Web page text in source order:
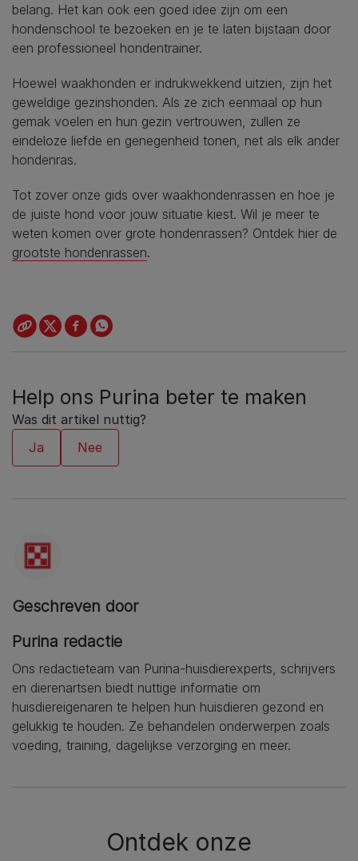
belang. Het kan ook een goed idee zijn om een
hondenschool te bezoeken en je te laten bijstaan door
een professioneel hondentrainer.
Hoewel waakhonden er indrukwekkend uitzien, zijn het
geweldige gezinshonden. Als ze zich eenmaal op hun
gemak voelen en hun gezin vertrouwen, zullen ze
eindeloze liefde en genegenheid tonen, net als elk ander
hondenras.
Tot zover onze gids over waakhondenrassen en hoe je
de juiste hond voor jouw situatie kiest. Wil je meer te
weten komen over grote hondenrassen? Ontdek hier de
grootste hondenrassen.
Help ons Purina beter te maken
Was dit artikel nuttig?
Geschreven door
Purina redactie
Ons redactieteam van Purina-huisdierexperts, schrijvers
en dierenartsen biedt nuttige informatie om
huisdiereigenaren te helpen hun huisdieren gezond en
gelukkig te houden. Ze behandelen onderwerpen zoals
voeding, training, dagelijkse verzorging en meer.
Ontdek onze